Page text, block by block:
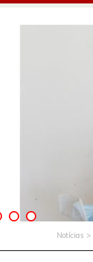
Notícias >